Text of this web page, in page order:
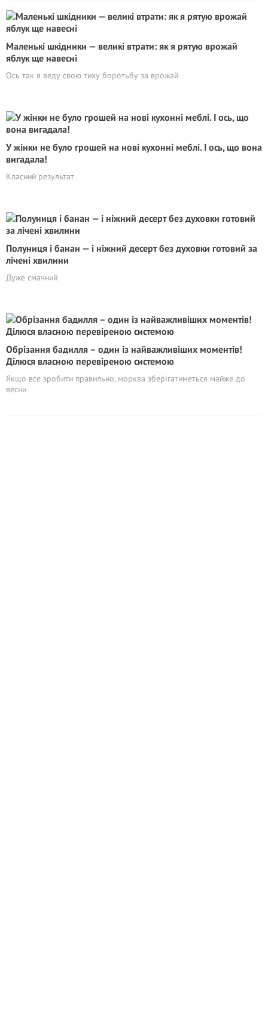
Маленькі шкідники — великі втрати: як я рятую врожай
яблук ще навесні
Ось так я веду свою тиху боротьбу за врожай
У жінки не було грошей на нові кухонні меблі. І ось, що вона
вигадала!
Класний результат
Полуниця і банан — і ніжний десерт без духовки готовий за
лічені хвилини
Дуже смачний
Обрізання бадилля – один із найважливіших моментів!
Ділюся власною перевіреною системою
Якщо все зробити правильно, морква зберігатиметься майже до
весни